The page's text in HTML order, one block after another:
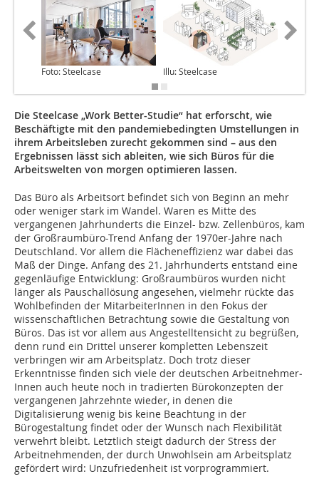
Foto: Steelcase Illu: Steelcase
Die Steelcase „Work Better-Studie“ hat erforscht, wie
Beschäftigte mit den pandemie­be­dingten Umstellungen in
ihrem Arbeitsleben zurecht gekommen sind – aus den
Ergebnissen lässt sich ableiten, wie sich Büros für die
Arbeitswelten von morgen optimieren lassen.
Das Büro als Arbeitsort befindet sich von Beginn an mehr
oder weniger stark im Wandel. Waren es Mitte des
vergangenen Jahrhunderts die Einzel- bzw. Zellenbüros, kam
der Großraumbüro-Trend Anfang der 1970er-Jahre nach
Deutschland. Vor allem die Flächeneffizienz war dabei das
Maß der Dinge. Anfang des 21. Jahrhunderts entstand eine
gegenläufige Entwicklung: Großraumbüros wurden nicht
länger als Pauschal­lösung angesehen, vielmehr rückte das
Wohlbefinden der MitarbeiterInnen in den Fokus der
wissenschaftlichen Betrachtung sowie die Gestaltung von
Büros. Das ist vor allem aus Angestelltensicht zu begrüßen,
denn rund ein Drittel unserer kompletten Lebenszeit
verbringen wir am Arbeitsplatz. Doch trotz dieser
Erkenntnisse finden sich viele der deutschen Arbeitnehmer­
Innen auch heute noch in tradierten Bürokonzepten der
vergangenen Jahrzehnte wieder, in denen die
Digitalisierung wenig bis keine Beachtung in der
Bürogestaltung findet oder der Wunsch nach Flexibilität
verwehrt bleibt. Letztlich steigt dadurch der Stress der
Arbeitnehmenden, der durch Unwohlsein am Arbeitsplatz
gefördert wird: Unzufriedenheit ist vorprogrammiert.